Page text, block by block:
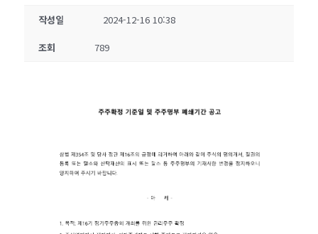
작성일 2024-12-16 10:38
조회 789